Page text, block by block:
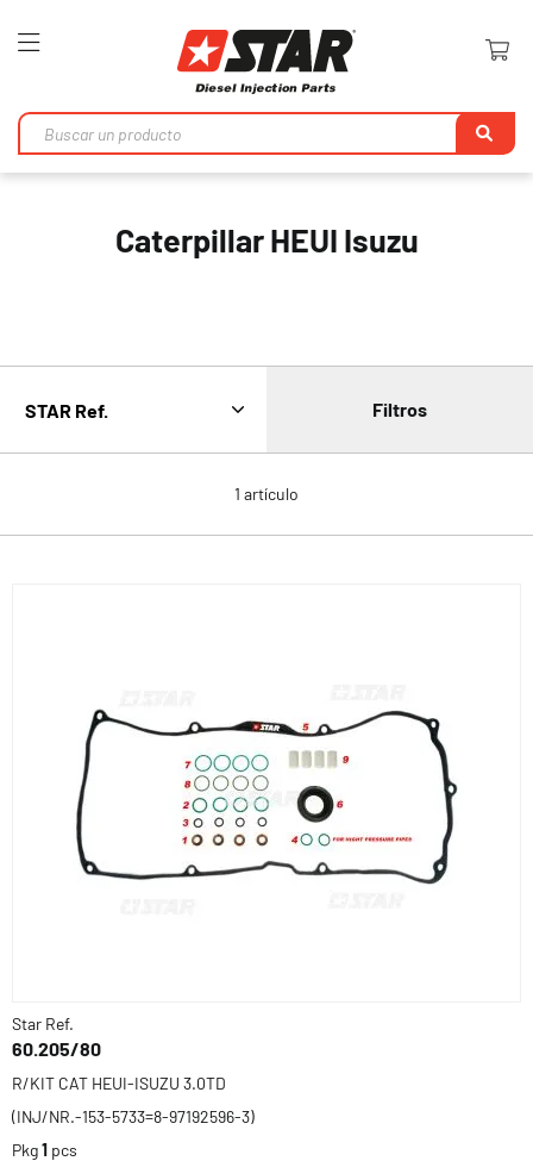
Toggle
en
Caterpillar HEUI Isuzu
1 artículo
Filtros
Star Ref.
60.205/80
R/KIT CAT HEUI-ISUZU 3.0TD
(INJ/NR.-153-5733=8-97192596-3)
Pkg1 pcs